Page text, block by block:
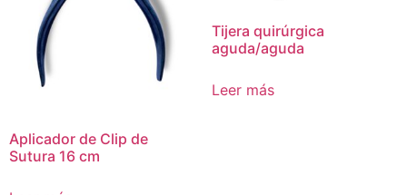
Aplicador de Clip de
Sutura 16 cm
Tijera quirúrgica
aguda/aguda
Leer más